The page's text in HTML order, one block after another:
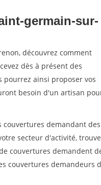
germain-sur-
découvrez comment
dès à présent des
pourrez ainsi proposer vos
besoin d'un artisan
demandant des
secteur d'activité,
couvertures demandent
couvertures demandeurs